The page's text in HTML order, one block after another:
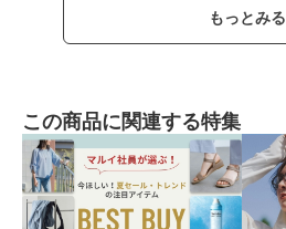
もっとみる
この商品に関連する特集